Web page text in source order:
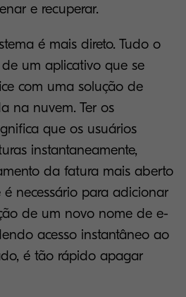
e recuperar.
é mais direto. Tudo o
um aplicativo que se
com uma solução de
na nuvem. Ter os
que os usuários
instantaneamente,
da fatura mais aberto
é necessário para adicionar
de um novo nome de e-
acesso instantâneo ao
é tão rápido apagar